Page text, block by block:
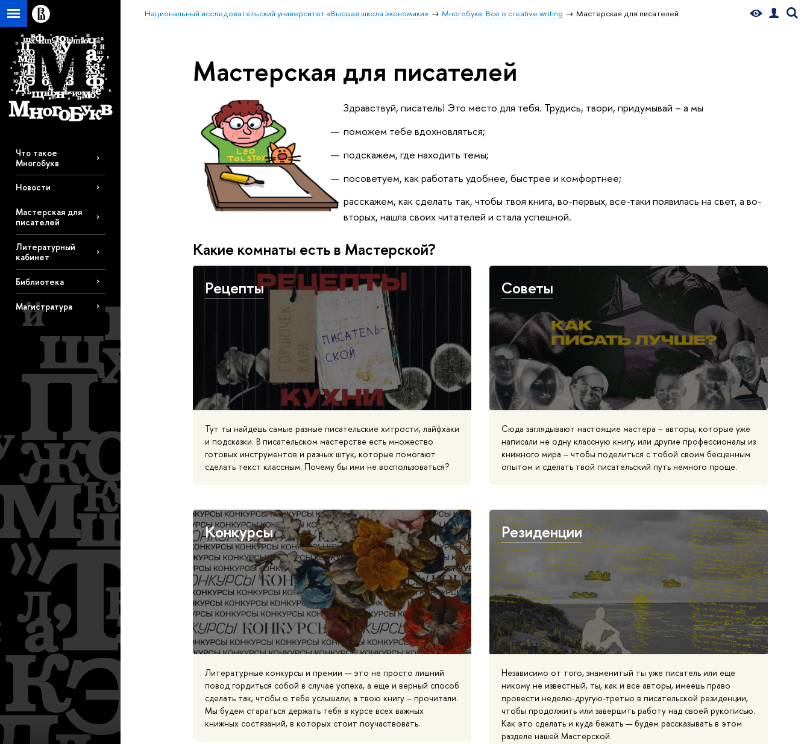
Национальный исследовательский университет «Высшая школа экономики» Многобукв. Всё о creative writing Мастерская для писателей
Что такое
Многобукв
Новости
Мастерская для
писателей
Литературный
кабинет
Библиотека
Магистратура
Мастерская для писателей
Здравствуй, писатель! Это место для тебя. Трудись, твори, придумывай – а мы
поможем тебе вдохновляться;
подскажем, где находить темы;
посоветуем, как работать удобнее, быстрее и комфортнее;
расскажем, как сделать так, чтобы твоя книга, во-первых, все-таки появилась на свет, а во-
вторых, нашла своих читателей и стала успешной.
Какие комнаты есть в Мастерской?
Рецепты
Тут ты найдешь самые разные писательские хитрости, лайфхаки
и подсказки. В писательском мастерстве есть множество
готовых инструментов и разных штук, которые помогают
сделать текст классным. Почему бы ими не воспользоваться?
Советы
Сюда заглядывают настоящие мастера – авторы, которые уже
написали не одну классную книгу, или другие профессионалы из
книжного мира – чтобы поделиться с тобой своим бесценным
опытом и сделать твой писательский путь немного проще.
Конкурсы
Литературные конкурсы и премии — это не просто лишний
повод гордиться собой в случае успеха, а еще и верный способ
сделать так, чтобы о тебе услышали, а твою книгу – прочитали.
Мы будем стараться держать тебя в курсе всех важных
книжных состязаний, в которых стоит поучаствовать.
Резиденции
Независимо от того, знаменитый ты уже писатель или еще
никому не известный, ты, как и все авторы, имеешь право
провести неделю-другую-третью в писательской резиденции,
чтобы продолжить или завершить работу над своей рукописью.
Как это сделать и куда бежать — будем рассказывать в этом
разделе нашей Мастерской.